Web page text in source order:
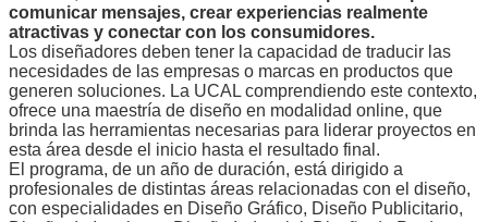
comunicar mensajes, crear experiencias realmente
atractivas y conectar con los consumidores.
Los diseñadores deben tener la capacidad de traducir las
necesidades de las empresas o marcas en productos que
generen soluciones. La UCAL comprendiendo este contexto,
ofrece una maestría de diseño en modalidad online, que
brinda las herramientas necesarias para liderar proyectos en
esta área desde el inicio hasta el resultado final.
El programa, de un año de duración, está dirigido a
profesionales de distintas áreas relacionadas con el diseño,
con especialidades en Diseño Gráfico, Diseño Publicitario,